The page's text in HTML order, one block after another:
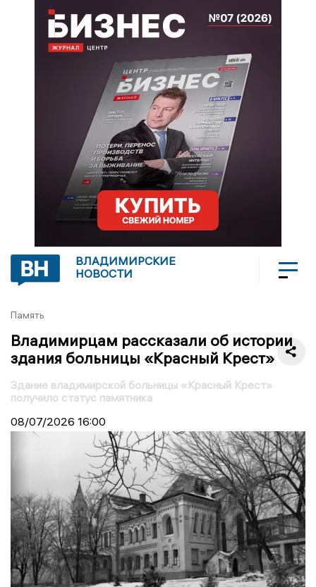
ВЛАДИМИРСКИЕ
НОВОСТИ
Память
Владимирцам рассказали об истории
здания больницы «Красный Крест»
Здание владимирской больницы «Красный Крест»
получило статус памятника
08/07/2026 16:00